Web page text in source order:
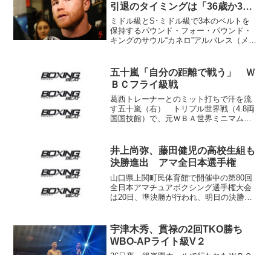
引退のタイミングは「36歳か37
歳」とも
ミドル級とS･ミドル級で3本のベルトを
保持するパウンド・フォー・パウンド・
キングのサウル“カネロ”アルバレス（メキ
に答えた。次戦の見通しから引退時期ま
で幅広く語っている...
五十嵐「自分の距離で戦う」 Ｗ
ＢＣフライ級戦
葛西トレーナーとのミット打ちで汗を流
す五十嵐（右） トリプル世界戦（4.8両
国国技館）で、元ＷＢＡ世界ミニマム級
五十嵐俊幸（帝拳）が30日、都内のジム
で練習を公開した。...
井上尚弥、藤田健児の高校生組も
決勝進出 アマ全日本選手権
山口県上関町民体育館で開催中の第80回
全日本アマチュアボクシング選手権大会
は20日、準決勝が行われ、明日の決勝進
る有力選手が順調に勝ちあがっている。
高校生ながら出場のＬ...
宇津木秀、貫禄の2回TKO勝ち
WBO-APライト級V２